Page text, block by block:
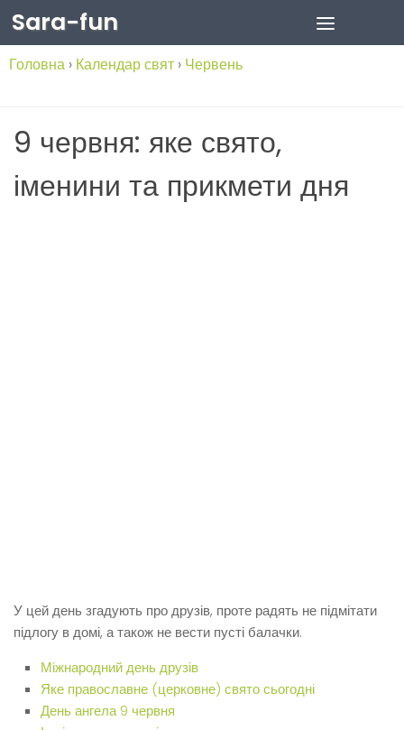
Skip to content
Sara-fun
Головна › Календар свят › Червень
9 червня: яке свято,
іменини та прикмети дня
У цей день згадують про друзів, проте радять не підмітати
підлогу в домі, а також не вести пусті балачки.
Міжнародний день друзів
Яке православне (церковне) свято сьогодні
День ангела 9 червня